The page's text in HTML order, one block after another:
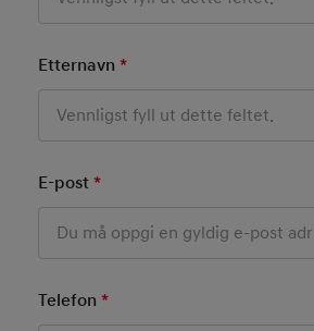
Etternavn *Mandatory Field
E-post *Mandatory Field
Telefon *Mandatory Field